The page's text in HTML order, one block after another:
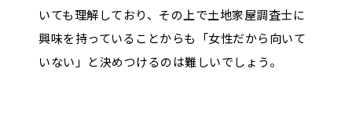
いても理解しており、その上で土地家屋調査士に
興味を持っていることからも「女性だから向いて
いない」と決めつけるのは難しいでしょう。